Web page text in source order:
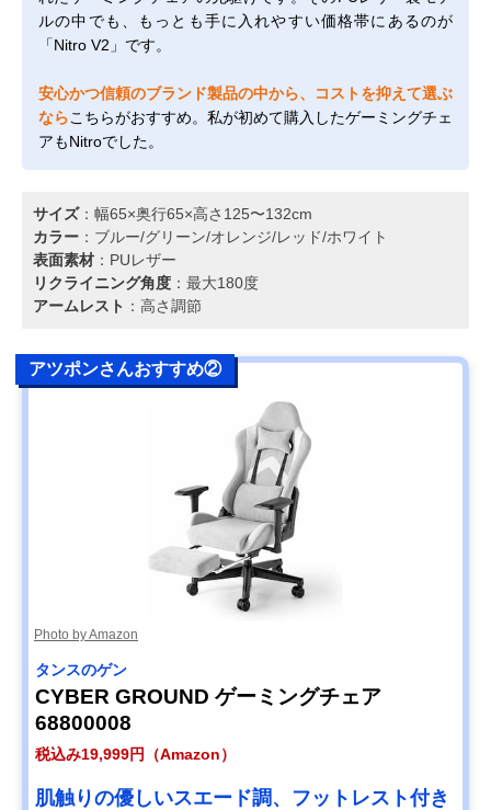
ルの中でも、もっとも手に入れやすい価格帯にあるのが
「Nitro V2」です。
安心かつ信頼のブランド製品の中から、コストを抑えて選ぶ
ならこちらがおすすめ。私が初めて購入したゲーミングチェ
アもNitroでした。
サイズ：幅65×奥行65×高さ125〜132cm
カラー ：ブルー/グリーン/オレンジ/レッド/ホワイト
表面素材 ：PUレザー
リクライニング角度 ：最大180度
アームレスト ：高さ調節
アツポンさんおすすめ②
Photo by Amazon
タンスのゲン
CYBER GROUND ゲーミングチェア
68800008
税込み19,999円（Amazon）
肌触りの優しいスエード調、フットレスト付き